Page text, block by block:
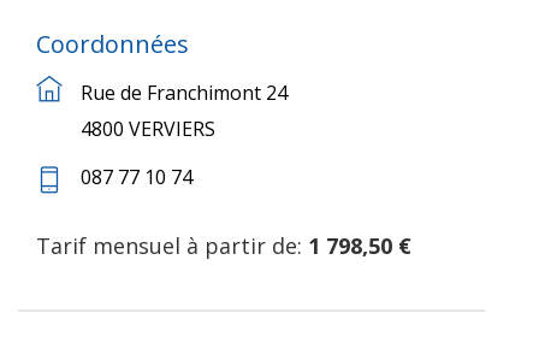
Coordonnées
Rue de Franchimont 24
4800 VERVIERS
087 77 10 74
Tarif mensuel à partir de: 1 798,50 €